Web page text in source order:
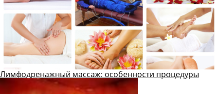
Лимфодренажный массаж: особенности процедуры